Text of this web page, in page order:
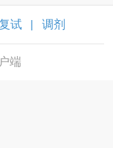
试 调剂
端